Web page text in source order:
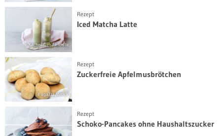
© Kitchen Girls/ Intosite
Rezept
Iced Matcha Latte
© aga7ta/iStock
Rezept
Zuckerfreie Apfelmusbrötchen
Rezept
Schoko-Pancakes ohne Haushaltszucker